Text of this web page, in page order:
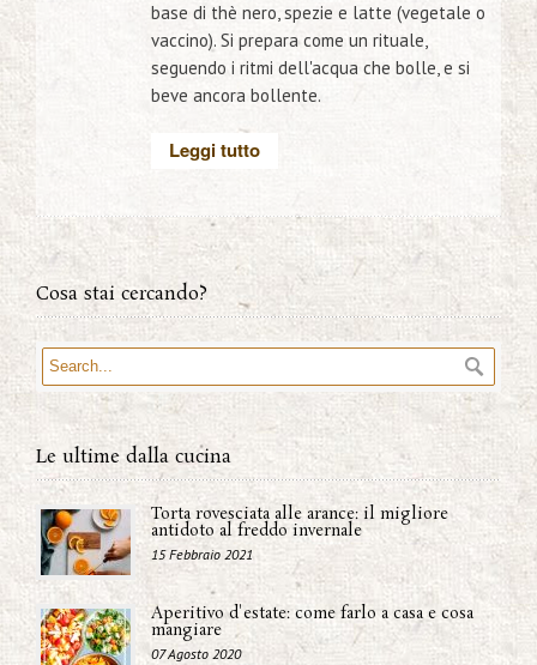
base di thè nero, spezie e latte (vegetale o
vaccino). Si prepara come un rituale,
seguendo i ritmi dell'acqua che bolle, e si
beve ancora bollente.
Leggi tutto
Cosa stai cercando?
Le ultime dalla cucina
Torta rovesciata alle arance: il migliore
antidoto al freddo invernale
15 Febbraio 2021
Aperitivo d'estate: come farlo a casa e cosa
mangiare
07 Agosto 2020